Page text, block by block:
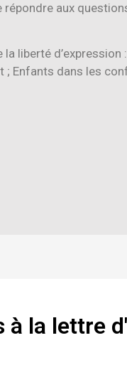
aux
liberté d’expression
; Enfants dans les
à la lettre